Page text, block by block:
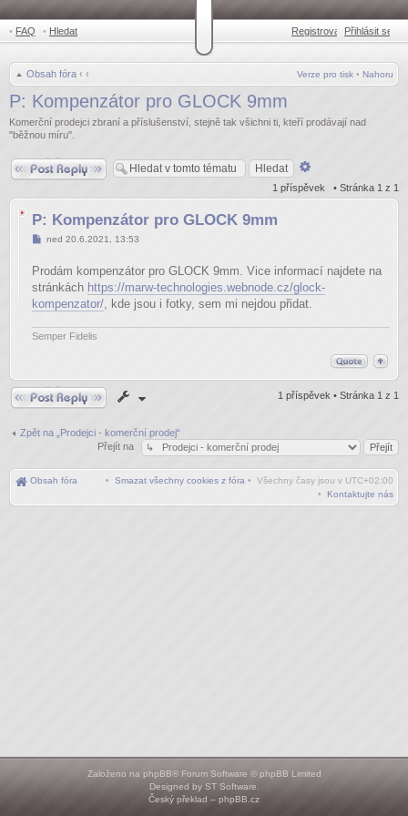
• FAQ • Hledat Registrovat •Přihlásit se
Obsah fóra ‹ ‹ Nahoru
Verze pro tisk •
P: Kompenzátor pro GLOCK 9mm
Komerční prodejci zbraní a příslušenství, stejně tak všichni ti, kteří prodávají nad
"běžnou míru".
Odpovědět
1 příspěvek • Stránka 1 z 1
P: Kompenzátor pro GLOCK 9mm
Příspěvek
ned 20.6.2021, 13:53
Prodám kompenzátor pro GLOCK 9mm. Vice informací najdete na
stránkách https://marw-technologies.webnode.cz/glock-
kompenzator/ , kde jsou i fotky, sem mi nejdou přidat.
Semper Fidelis
Odpovědět 1 příspěvek • Stránka 1 z 1
Zpět na „Prodejci - komerční prodej“
Přejít na
Obsah fóra • Všechny časy jsou v UTC+02:00
• Smazat všechny cookies z fóra
• Kontaktujte nás
Založeno na phpBB® Forum Software © phpBB Limited
Designed by ST Software
Český překlad – phpBB.cz